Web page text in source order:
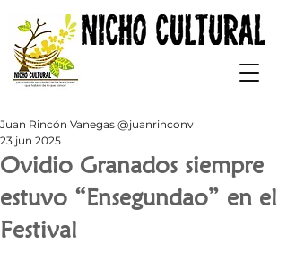
Ovidio Granados siempre
estuvo “Ensegundao” en el
Festival
Juan Rincón Vanegas @juanrinconv
23 jun 2025